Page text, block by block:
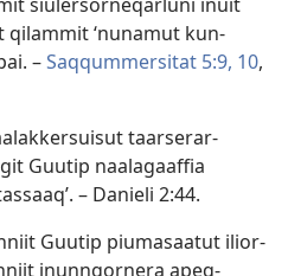
qilam­mit ‘nunamut kun­
–Saq­qum­mersitat 5:9, 10,
taarserar­
Guutip naalagaaf­fia
– Danieli 2:44.
Guutip piumasaatut ilior­
inun­ngor­nera apeq­